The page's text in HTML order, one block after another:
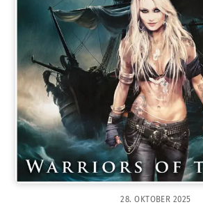
28. OKTOBER 2025